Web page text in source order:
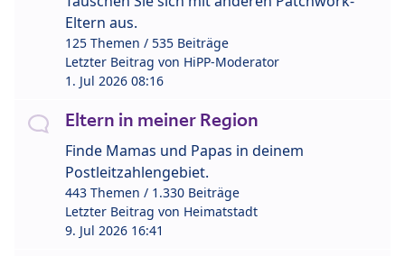
Eltern aus.
125 Themen / 535 Beiträge
Letzter Beitrag von HiPP-Moderator
1. Jul 2026 08:16
Eltern in meiner Region
Finde Mamas und Papas in deinem
Postleitzahlengebiet.
443 Themen / 1.330 Beiträge
Letzter Beitrag von Heimatstadt
9. Jul 2026 16:41